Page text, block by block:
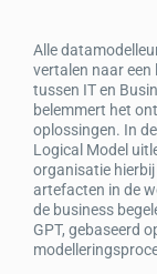
Alle
vertalen naar
tussen IT en
belemmert het
oplossingen. In
Logical Model
organisatie
artefacten in de
de business
GPT, gebaseerd